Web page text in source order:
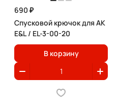
690 ₽
Спусковой крючок для АК
E&L / EL-3-00-20
В корзину